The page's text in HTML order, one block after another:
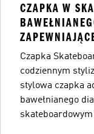
CZAPKA W
Czapka
codziennym
stylowa czapka
bawełnianego